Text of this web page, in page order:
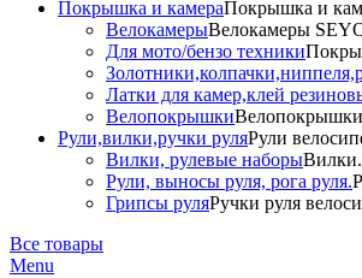
Покрышка и камераПокрышка и
ВелокамерыВелокамеры
Для мото/бензо техники
Латки для камер,клей
ВелопокрышкиВелопокрышки
Рули,вилки,ручки руляРули
Вилки, рулевые наборы
Рули, выносы руля, рога руля.
Грипсы руляРучки руля
Все товары
Menu